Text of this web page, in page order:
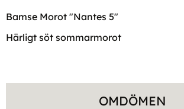
Bamse Morot "Nantes 5"
Härligt söt sommarmorot
OMDÖMEN